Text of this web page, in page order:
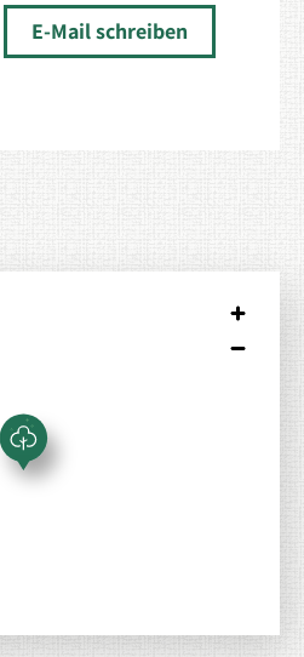
E-Mail schreiben